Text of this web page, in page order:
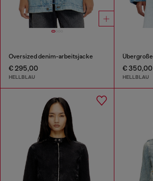
Oversized denim-arbeitsjacke
€ 295,00
HELLBLAU
€ 350,00
HELLBLAU